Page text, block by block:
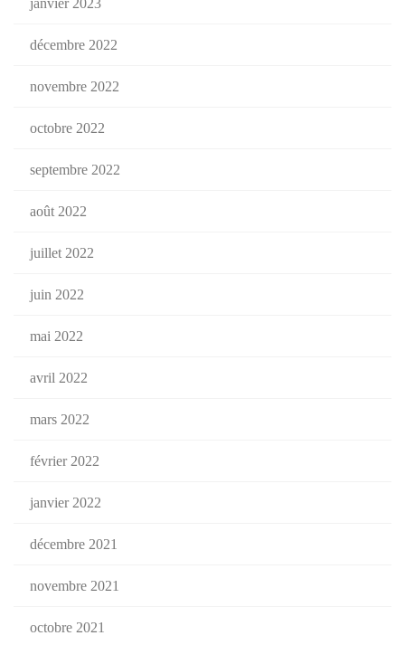
décembre 2022
novembre 2022
octobre 2022
septembre 2022
août 2022
juillet 2022
juin 2022
mai 2022
avril 2022
mars 2022
février 2022
janvier 2022
décembre 2021
novembre 2021
octobre 2021